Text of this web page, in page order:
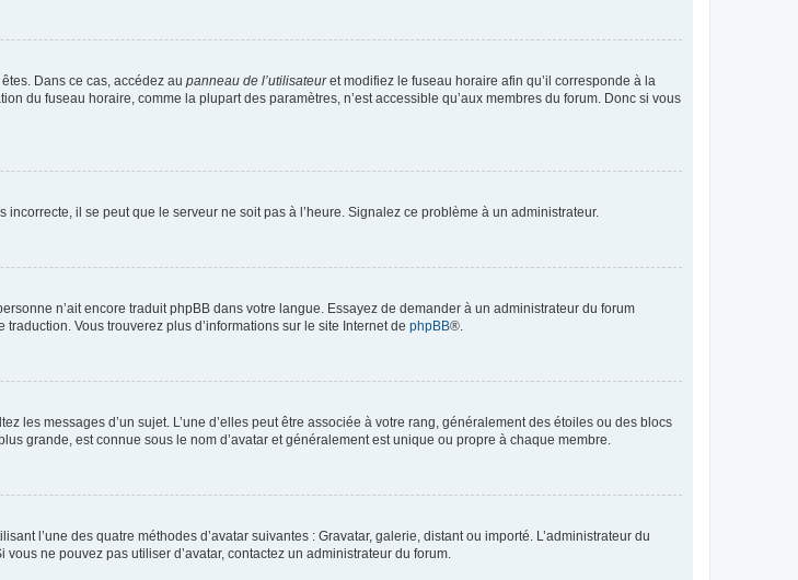
Dans ce cas, accédez au panneau de l’utilisateuret modifiez le fuseau horaire afin qu’il corresponde à la
du fuseau horaire, comme la plupart des paramètres, n’est accessible qu’aux membres du forum. Donc si vous
il se peut que le serveur ne soit pas à l’heure. Signalez ce problème à un administrateur.
n’ait encore traduit phpBB dans votre langue. Essayez de demander à un administrateur du forum
Vous trouverez plus d’informations sur le site Internet de phpBB®.
les messages d’un sujet. L’une d’elles peut être associée à votre rang, généralement des étoiles ou des blocs
grande, est connue sous le nom d’avatar et généralement est unique ou propre à chaque membre.
l’une des quatre méthodes d’avatar suivantes : Gravatar, galerie, distant ou importé. L’administrateur du
ne pouvez pas utiliser d’avatar, contactez un administrateur du forum.